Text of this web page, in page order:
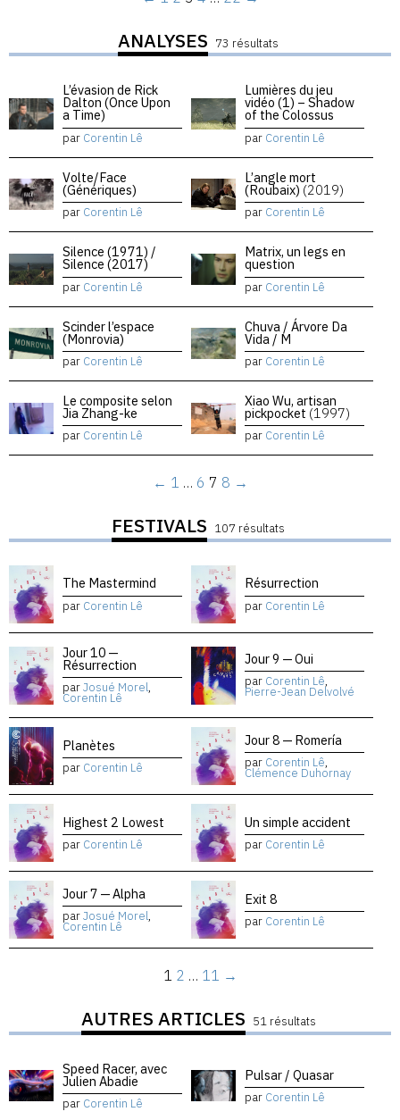
ANALYSES 73 résultats
L’évasion de Rick
Dalton (Once Upon
a Time)
par Corentin Lê
Lumières du jeu
vidéo (1) – Shadow
of the Colossus
par Corentin Lê
Volte/Face
(Génériques)
par Corentin Lê
L’angle mort
(Roubaix) (2019)
par Corentin Lê
Silence (1971) /
Silence (2017)
par Corentin Lê
Matrix, un legs en
question
par Corentin Lê
Scinder l’espace
(Monrovia)
par Corentin Lê
Chuva / Árvore Da
Vida / M
par Corentin Lê
Le composite selon
Jia Zhang-ke
par Corentin Lê
Xiao Wu, artisan
pickpocket (1997)
par Corentin Lê
← 1 … 6 7 8 →
FESTIVALS 107 résultats
The Mastermind
par Corentin Lê
Résurrection
par Corentin Lê
Jour 10 —
Résurrection
parJosué Morel,
Corentin Lê
Jour 9 — Oui
par Corentin Lê,
Pierre-Jean Delvolvé
Planètes
par Corentin Lê
Jour 8 — Romería
par Corentin Lê,
Clémence Duhornay
Highest 2 Lowest
par Corentin Lê
Un simple accident
par Corentin Lê
Jour 7 — Alpha
parJosué Morel,
Corentin Lê
Exit 8
par Corentin Lê
1 2 … 11 →
AUTRES ARTICLES 51 résultats
Speed Racer, avec
Julien Abadie
par Corentin Lê
Pulsar / Quasar
par Corentin Lê